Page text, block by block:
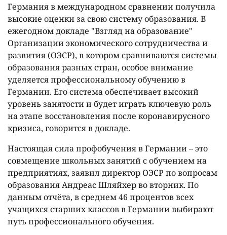
Германия в международном сравнении получила
высокие оценки за свою систему образования. В
ежегодном докладе "Взгляд на образование"
Организации экономического сотрудничества и
развития (ОЭСР), в котором сравниваются системы
образования разных стран, особое внимание
уделяется профессиональному обучению в
Германии. Его система обеспечивает высокий
уровень занятости и будет играть ключевую роль
на этапе восстановления после коронавирусного
кризиса, говорится в докладе.
Настоящая сила профобучения в Германии – это
совмещение школьных занятий с обучением на
предприятиях, заявил директор ОЭСР по вопросам
образования Андреас Шляйхер во вторник. По
данным отчёта, в среднем 46 процентов всех
учащихся старших классов в Германии выбирают
путь профессионального обучения.